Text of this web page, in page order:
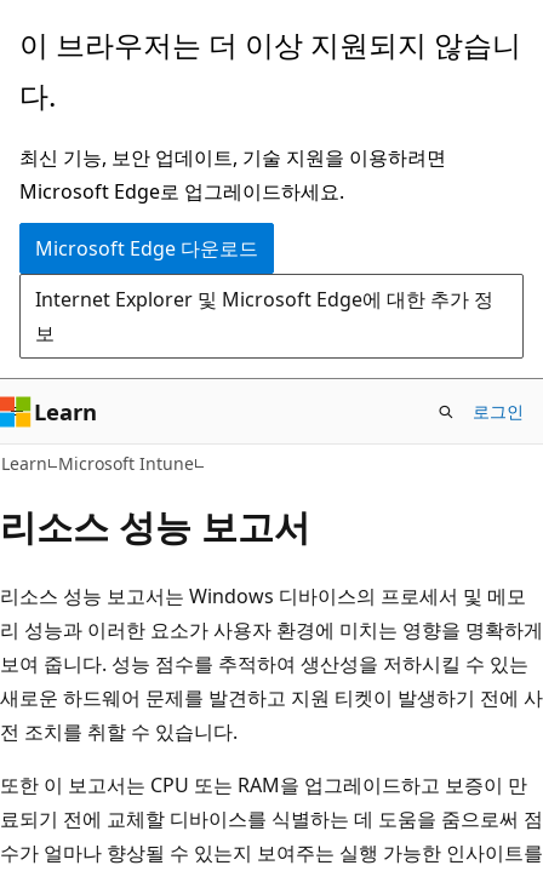
주
콘
츠
로
건
너
뛰
기
이 브라우저는 더 이상 지원되지 않습니
다.
최신 기능, 보안 업데이트, 기술 지원을 이용하려면
Microsoft Edge로 업그레이드하세요.
Microsoft Edge 다운로드
Internet Explorer 및 Microsoft Edge에 대한 추가 정
보
Learn 로그인
Learn Microsoft Intune
리소스 성능 보고서
리소스 성능 보고서는 Windows 디바이스의 프로세서 및 메모
리 성능과 이러한 요소가 사용자 환경에 미치는 영향을 명확하게
보여 줍니다. 성능 점수를 추적하여 생산성을 저하시킬 수 있는
새로운 하드웨어 문제를 발견하고 지원 티켓이 발생하기 전에 사
전 조치를 취할 수 있습니다.
또한 이 보고서는 CPU 또는 RAM을 업그레이드하고 보증이 만
료되기 전에 교체할 디바이스를 식별하는 데 도움을 줌으로써 점
수가 얼마나 향상될 수 있는지 보여주는 실행 가능한 인사이트를